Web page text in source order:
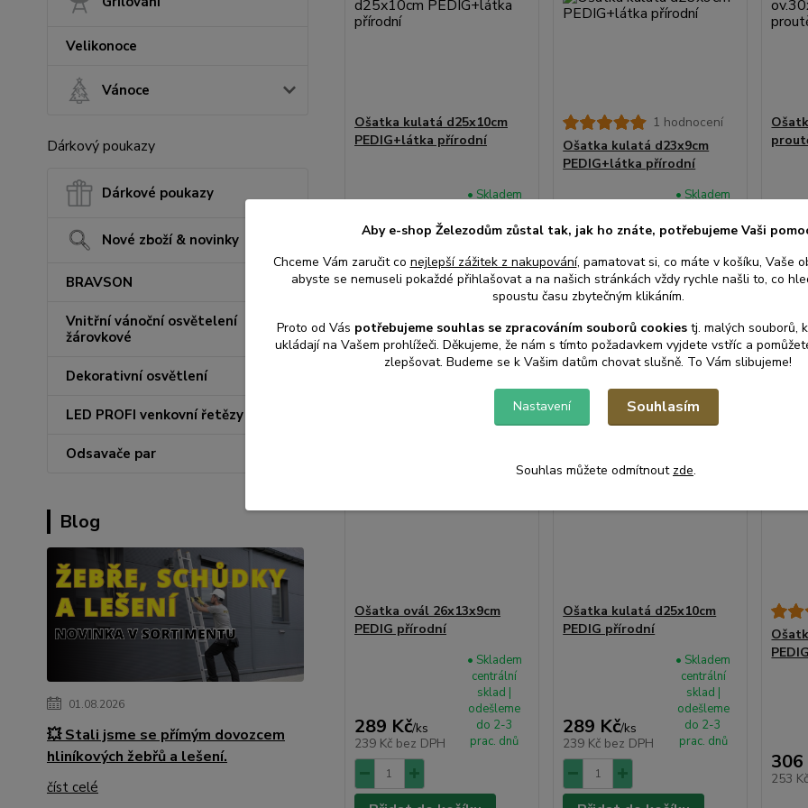
Velikonoce
Vánoce
Dárkový poukazy
Dárkové poukazy
Nové zboží & novinky
BRAVSON
Vnitřní vánoční osvětelení
žárovkové
Dekorativní osvětlení
LED PROFI venkovní řetězy
Odsavače par
Blog
01.08.2026
💥 Stali jsme se přímým dovozcem
hliníkových žebřů a lešení.
číst celé
Ošatka kulatá d25x10cm
PEDIG+látka přírodní
317 Kč/ks
262 Kčbez DPH
• Skladem
sklad |
do 2-3
prac. dnů
Přidat do košíku
1 hodnocení
Ošatka kulatá d23x9cm
PEDIG+látka přírodní
280 Kč/ks
231 Kčbez DPH
• Skladem
sklad |
do 2-3
prac. dnů
Přidat do košíku
193
160
Ošatka ovál 26x13x9cm
PEDIG přírodní
289 Kč/ks
239 Kč bez DPH
• Skladem
centrální
sklad |
odešleme
do 2-3
prac. dnů
Ošatka kulatá d25x10cm
PEDIG přírodní
289 Kč/ks
239 Kč bez DPH
• Skladem
centrální
sklad |
odešleme
do 2-3
prac. dnů
306
253 Kč
Aby e-shop Železodům zůstal tak, jak ho znáte, potřebujeme Vaši
Chceme Vám zaručit co nejlepší zážitek z nakupování, pamatovat si, co máte v košíku, Vaše
abyste se nemuseli pokaždé přihlašovat a na našich stránkách vždy rychle našli to, co
spoustu času zbytečným klikáním.
Proto od Vás potřebujeme souhlas se zpracováním souborů cookies tj. malých souborů,
ukládají na Vašem prohlížeči. Děkujeme, že nám s tímto požadavkem vyjdete vstříc a
zlepšovat. Budeme se k Vašim datům chovat slušně. To Vám slibujeme!
Nastavení Souhlasím
Souhlas můžete odmítnout zde.